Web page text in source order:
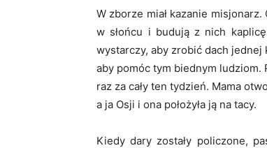
W zborze miał kazanie
w słońcu i budują z nich
wystarczy, aby zrobić dach jednej
aby pomóc tym biednym ludziom.
raz za cały ten tydzień. Mama
a ja Osji i ona położyła ją na tacy.
Kiedy dary zostały policzone,